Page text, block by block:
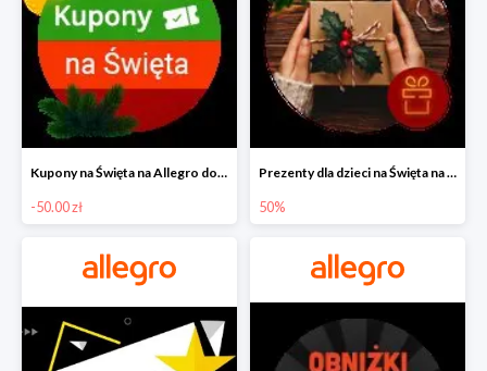
Kupony na Święta na Allegro do -50 zł
-50.00 zł
Prezenty dla dzieci na Święta na Allegro do -50%
50%